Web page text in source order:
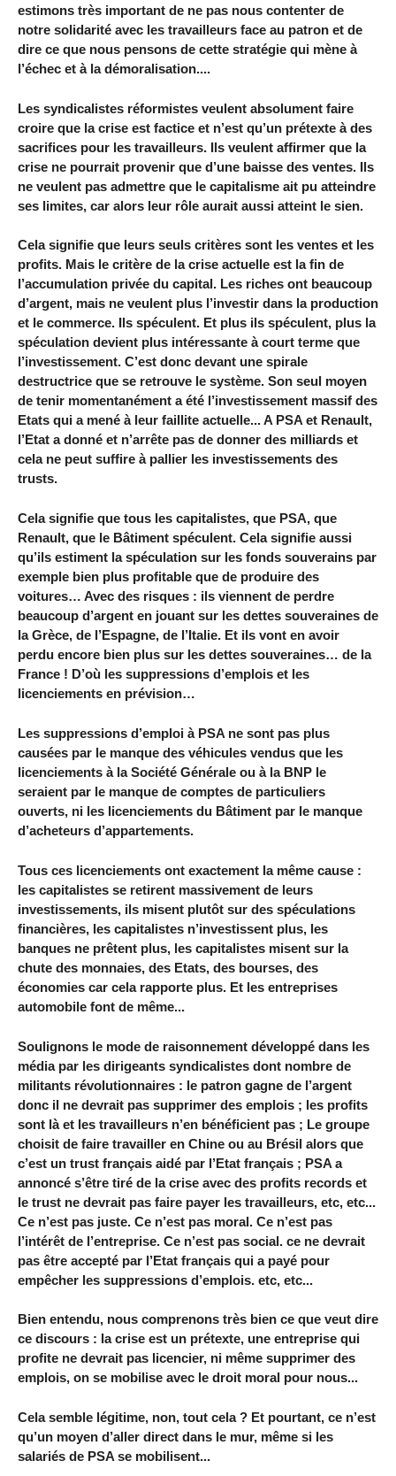
estimons très important de ne pas nous contenter de
notre solidarité avec les travailleurs face au patron et de
dire ce que nous pensons de cette stratégie qui mène à
l’échec et à la démoralisation....
Les syndicalistes réformistes veulent absolument faire
croire que la crise est factice et n’est qu’un prétexte à des
sacrifices pour les travailleurs. Ils veulent affirmer que la
crise ne pourrait provenir que d’une baisse des ventes. Ils
ne veulent pas admettre que le capitalisme ait pu atteindre
ses limites, car alors leur rôle aurait aussi atteint le sien.
Cela signifie que leurs seuls critères sont les ventes et les
profits. Mais le critère de la crise actuelle est la fin de
l’accumulation privée du capital. Les riches ont beaucoup
d’argent, mais ne veulent plus l’investir dans la production
et le commerce. Ils spéculent. Et plus ils spéculent, plus la
spéculation devient plus intéressante à court terme que
l’investissement. C’est donc devant une spirale
destructrice que se retrouve le système. Son seul moyen
de tenir momentanément a été l’investissement massif des
Etats qui a mené à leur faillite actuelle... A PSA et Renault,
l’Etat a donné et n’arrête pas de donner des milliards et
cela ne peut suffire à pallier les investissements des
trusts.
Cela signifie que tous les capitalistes, que PSA, que
Renault, que le Bâtiment spéculent. Cela signifie aussi
qu’ils estiment la spéculation sur les fonds souverains par
exemple bien plus profitable que de produire des
voitures… Avec des risques : ils viennent de perdre
beaucoup d’argent en jouant sur les dettes souveraines de
la Grèce, de l’Espagne, de l’Italie. Et ils vont en avoir
perdu encore bien plus sur les dettes souveraines… de la
France ! D’où les suppressions d’emplois et les
licenciements en prévision…
Les suppressions d’emploi à PSA ne sont pas plus
causées par le manque des véhicules vendus que les
licenciements à la Société Générale ou à la BNP le
seraient par le manque de comptes de particuliers
ouverts, ni les licenciements du Bâtiment par le manque
d’acheteurs d’appartements.
Tous ces licenciements ont exactement la même cause :
les capitalistes se retirent massivement de leurs
investissements, ils misent plutôt sur des spéculations
financières, les capitalistes n’investissent plus, les
banques ne prêtent plus, les capitalistes misent sur la
chute des monnaies, des Etats, des bourses, des
économies car cela rapporte plus. Et les entreprises
automobile font de même...
Soulignons le mode de raisonnement développé dans les
média par les dirigeants syndicalistes dont nombre de
militants révolutionnaires : le patron gagne de l’argent
donc il ne devrait pas supprimer des emplois ; les profits
sont là et les travailleurs n’en bénéficient pas ; Le groupe
choisit de faire travailler en Chine ou au Brésil alors que
c’est un trust français aidé par l’Etat français ; PSA a
annoncé s’être tiré de la crise avec des profits records et
le trust ne devrait pas faire payer les travailleurs, etc, etc...
Ce n’est pas juste. Ce n’est pas moral. Ce n’est pas
l’intérêt de l’entreprise. Ce n’est pas social. ce ne devrait
pas être accepté par l’Etat français qui a payé pour
empêcher les suppressions d’emplois. etc, etc...
Bien entendu, nous comprenons très bien ce que veut dire
ce discours : la crise est un prétexte, une entreprise qui
profite ne devrait pas licencier, ni même supprimer des
emplois, on se mobilise avec le droit moral pour nous...
Cela semble légitime, non, tout cela ? Et pourtant, ce n’est
qu’un moyen d’aller direct dans le mur, même si les
salariés de PSA se mobilisent...